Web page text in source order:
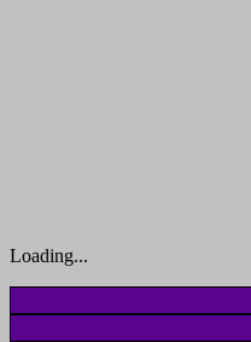
Loading...